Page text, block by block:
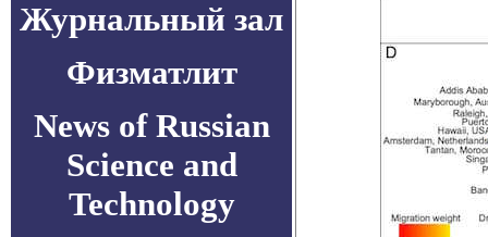
Журнальный зал
Физматлит
News of Russian
Science and
Technology